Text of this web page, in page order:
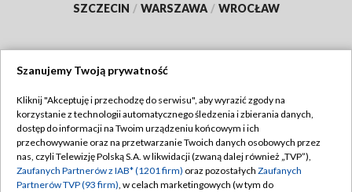
SZCZECIN / WARSZAWA / WROCŁAW
TVP
Abonament TVP
Emisja w TVP
Regulamin TVP
Polityka prywatności
Szanujemy Twoją prywatność
Kliknij "Akceptuję i przechodzę do serwisu", aby wyrazić zgody na
korzystanie z technologii automatycznego śledzenia i zbierania danych,
dostęp do informacji na Twoim urządzeniu końcowym i ich
przechowywanie oraz na przetwarzanie Twoich danych osobowych przez
nas, czyli Telewizję Polską S.A. w likwidacji (zwaną dalej również „TVP”),
Zaufanych Partnerów z IAB* (1201 firm) oraz pozostałych Zaufanych
Partnerów TVP (93 firm), w celach marketingowych (w tym do